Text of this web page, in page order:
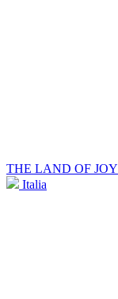
THE LAND OF JOY
Italia